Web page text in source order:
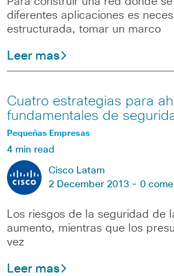
diferentes aplicaciones es
estructurada, tomar un marco
Leer mas
Cuatro estrategias para
fundamentales de
Pequeñas Empresas
4 min read
Cisco Latam
2 December 2013 - 0
Los riesgos de la seguridad de
aumento, mientras que los
vez
Leer mas